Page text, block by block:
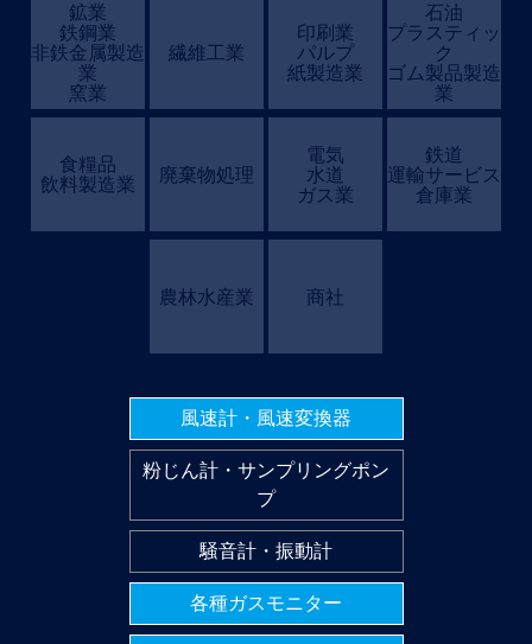
鉱業
鉄鋼業
非鉄金属製造
業
窯業
繊維工業
印刷業
パルプ
紙製造業
石油
プラスティッ
ク
ゴム製品製造
業
食糧品
飲料製造業
廃棄物処理
電気
水道
ガス業
鉄道
運輸サービス
倉庫業
農林水産業 商社
風速計・風速変換器
粉じん計・サンプリングポン
プ
騒音計・振動計
各種ガスモニター